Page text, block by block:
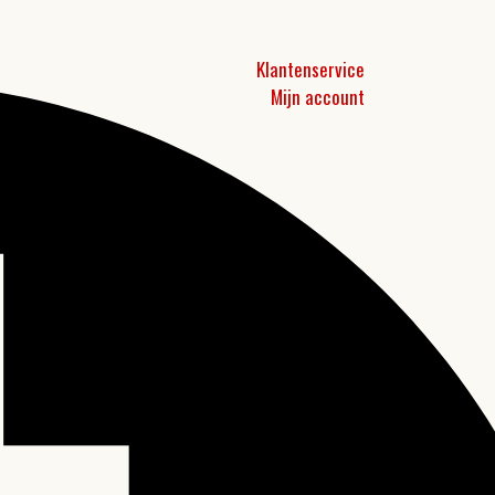
Klantenservice
Mijn account